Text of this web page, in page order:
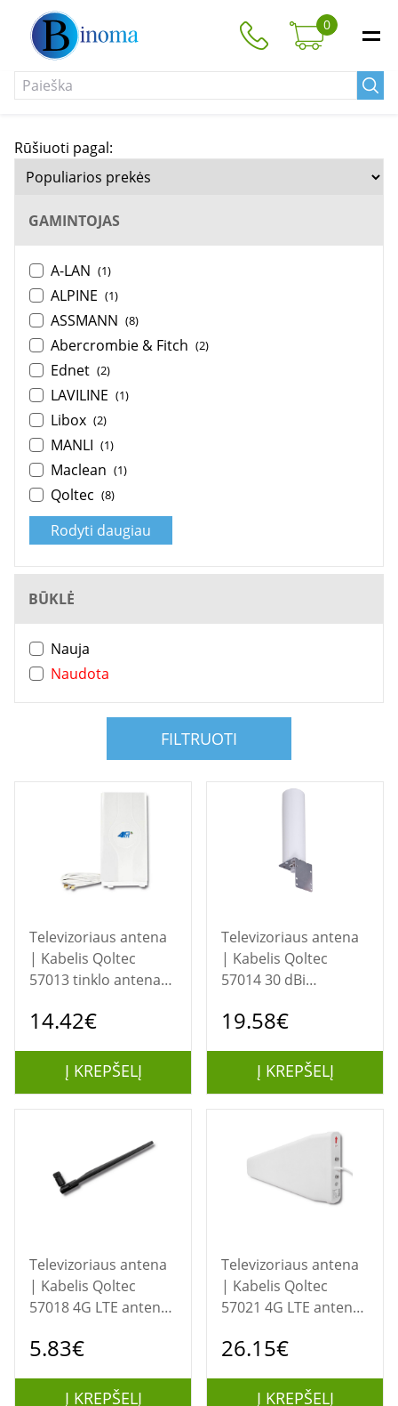
0
Rūšiuoti pagal:
GAMINTOJAS
A-LAN (1)
ALPINE (1)
ASSMANN (8)
Abercrombie & Fitch (2)
Ednet (2)
LAVILINE (1)
Libox (2)
MANLI (1)
Maclean (1)
Qoltec (8)
Rodyti daugiau
BŪKLĖ
Nauja
Naudota
FILTRUOTI
Televizoriaus antena
| Kabelis Qoltec
57013 tinklo antena
30 dBi
14.42€
Į KREPŠELĮ
Televizoriaus antena
| Kabelis Qoltec
57014 30 dBi
19.58€
Į KREPŠELĮ
Televizoriaus antena
| Kabelis Qoltec
57018 4G LTE antena,
Vidinis
5.83€
Į KREPŠELĮ
Televizoriaus antena
| Kabelis Qoltec
57021 4G LTE antena
26.15€
Į KREPŠELĮ